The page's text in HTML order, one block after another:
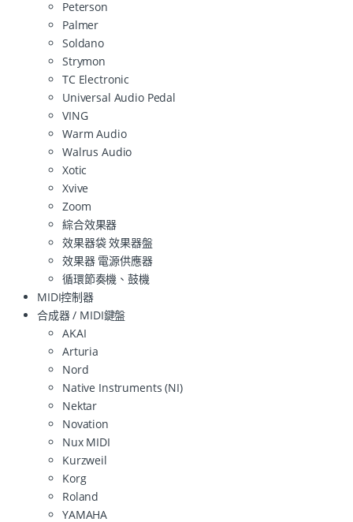
Peterson
Palmer
Soldano
Strymon
TC Electronic
Universal Audio Pedal
VING
Warm Audio
Walrus Audio
Xotic
Xvive
Zoom
綜合效果器
效果器袋 效果器盤
效果器 電源供應器
循環節奏機、鼓機
MIDI控制器
合成器 / MIDI鍵盤
AKAI
Arturia
Nord
Native Instruments (NI)
Nektar
Novation
Nux MIDI
Kurzweil
Korg
Roland
YAMAHA